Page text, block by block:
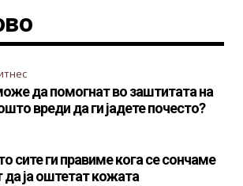
да помогнат во заштитата на
вреди да ги јадете почесто?
сите ги правиме кога се сончаме
ја оштетат кожата